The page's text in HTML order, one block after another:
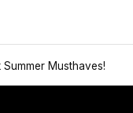
Summer Musthaves!